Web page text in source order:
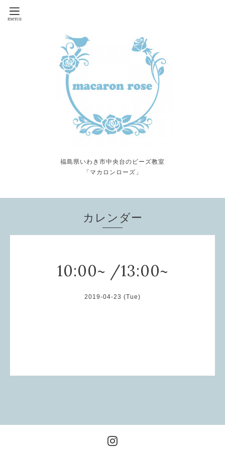
福島県いわき市中央台のビーズ教室
「マカロンローズ」
カレンダー
10:00~ /13:00~
2019-04-23 (Tue)